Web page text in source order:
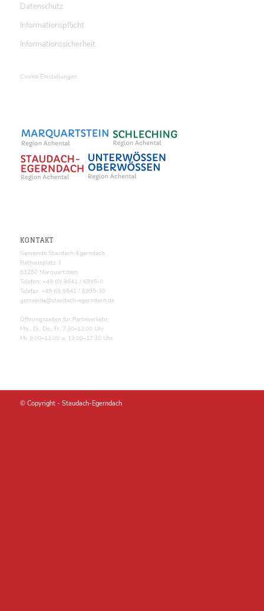
Datenschutz
Informationspflicht
Informationssicherheit
Cookie Einstellungen
KONTAKT
Gemeinde Staudach-Egerndach
Rathausplatz 1
83250 Marquartstein
Telefon: +49 (0) 8641 / 6995-0
Telefax: +49 (0) 8641 / 6995-30
gemeinde@staudach-egerndach.de
Öffnungszeiten für Parteiverkehr:
Mo., Di., Do., Fr. 7.30–12.00 Uhr
Mi. 9.00–12.00 u. 13.00–17.30 Uhr
© Copyright - Staudach-Egerndach